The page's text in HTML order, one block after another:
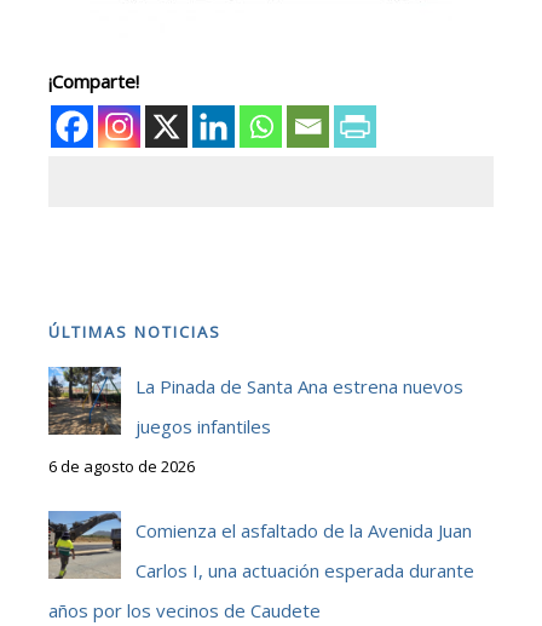
¡Comparte!
ÚLTIMAS NOTICIAS
La Pinada de Santa Ana estrena nuevos
juegos infantiles
6 de agosto de 2026
Comienza el asfaltado de la Avenida Juan
Carlos I, una actuación esperada durante
años por los vecinos de Caudete